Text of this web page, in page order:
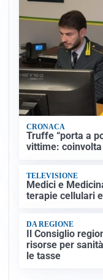
CRONACA
Truffe “porta a
vittime:
TELEVISIONE
Medici e
terapie cellulari
DA REGIONE
Il Consiglio
risorse per
le tasse